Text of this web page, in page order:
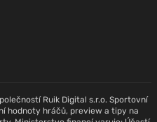
Ruik Digital s.r.o. Sportovní
hodnoty hráčů, preview a tipy na